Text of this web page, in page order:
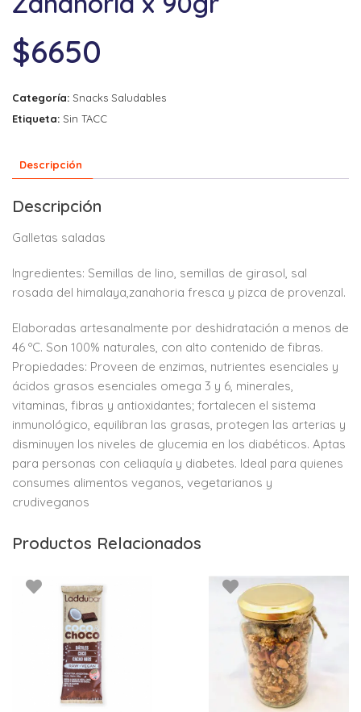
$6650
Categoría: Snacks Saludables
Etiqueta: Sin TACC
Descripción
Descripción
Galletas saladas
Ingredientes: Semillas de lino, semillas de girasol, sal
rosada del himalaya,zanahoria fresca y pizca de provenzal.
Elaboradas artesanalmente por deshidratación a menos de
46 ºC. Son 100% naturales, con alto contenido de fibras.
Propiedades: Proveen de enzimas, nutrientes esenciales y
ácidos grasos esenciales omega 3 y 6, minerales,
vitaminas, fibras y antioxidantes; fortalecen el sistema
inmunológico, equilibran las grasas, protegen las arterias y
disminuyen los niveles de glucemia en los diabéticos. Aptas
para personas con celiaquía y diabetes. Ideal para quienes
consumes alimentos veganos, vegetarianos y
crudiveganos
Productos Relacionados